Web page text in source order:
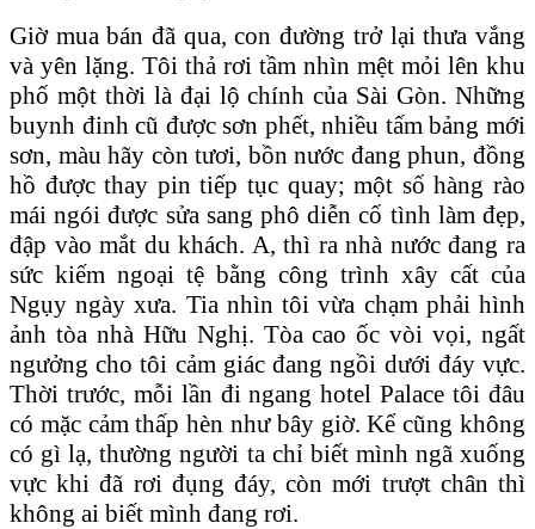
Giờ mua bán đã qua, con đường trở lại thưa vắng
và yên lặng. Tôi thả rơi tầm nhìn mệt mỏi lên khu
phố một thời là đại lộ chính của Sài Gòn. Những
buynh đinh cũ được sơn phết, nhiều tấm bảng mới
sơn, màu hãy còn tươi, bồn nước đang phun, đồng
hồ được thay pin tiếp tục quay; một số hàng rào
mái ngói được sửa sang phô diễn cố tình làm đẹp,
đập vào mắt du khách. A, thì ra nhà nước đang ra
sức kiếm ngoại tệ bằng công trình xây cất của
Ngụy ngày xưa. Tia nhìn tôi vừa chạm phải hình
ảnh tòa nhà Hữu Nghị. Tòa cao ốc vòi vọi, ngất
ngưởng cho tôi cảm giác đang ngồi dưới đáy vực.
Thời trước, mỗi lần đi ngang hotel Palace tôi đâu
có mặc cảm thấp hèn như bây giờ. Kể cũng không
có gì lạ, thường người ta chỉ biết mình ngã xuống
vực khi đã rơi đụng đáy, còn mới trượt chân thì
không ai biết mình đang rơi.